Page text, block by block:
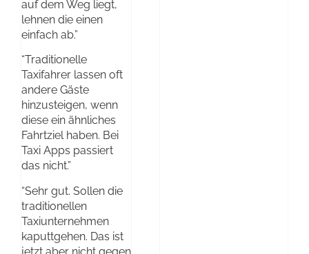
auf dem Weg liegt,
lehnen die einen
einfach ab.”
“Traditionelle
Taxifahrer lassen oft
andere Gäste
hinzusteigen, wenn
diese ein ähnliches
Fahrtziel haben. Bei
Taxi Apps passiert
das nicht.”
“Sehr gut. Sollen die
traditionellen
Taxiunternehmen
kaputtgehen. Das ist
jetzt aber nicht gegen